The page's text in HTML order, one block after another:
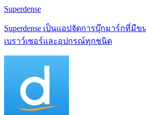
Superdense
Superdense เป็นแอปจัดการบุ๊กมาร์กที่มี
เบราว์เซอร์และอุปกรณ์ทุกชนิด